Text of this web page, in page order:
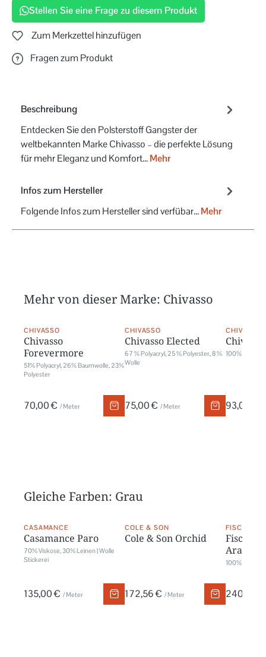
Stellen Sie eine Frage zu diesem Produkt
Zum Merkzettel hinzufügen
Fragen zum Produkt
Beschreibung
Entdecken Sie den Polsterstoff Gangster der
weltbekannten Marke Chivasso – die perfekte Lösung
für mehr Eleganz und Komfort…Mehr
Infos zum Hersteller
Folgende Infos zum Hersteller sind verfübar...Mehr
Mehr von dieser Marke: Chivasso
CHIVASSO
Chivasso
Forevermore
51% Polyacryl, 26% Baumwolle, 23%
Polyester
70,00 € / Meter
CHIVASSO
Chivasso Elected
67 % Polyacryl, 25 % Polyester, 8 %
Wolle
75,00 € / Meter
CHIVASSO
100%
93,00 €
Gleiche Farben: Grau
CASAMANCE
Casamance Paro
70% Viskose, 30% Leinen | Wolle
Stickerei
135,00 € / Meter
COLE & SON
Cole & Son Orchid
172,56 € / Meter
Arabis
100% Trevira
240,00 €